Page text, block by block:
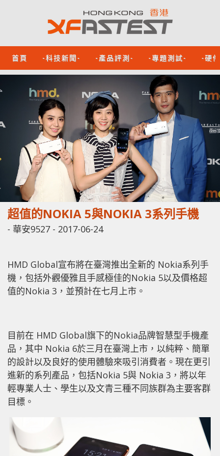
首頁 -科技新聞- -產品評測- -專題測試- -硬
超值的NOKIA 5與NOKIA 3系列手機
- 華安9527 - 2017-06-24
HMD Global宣布將在臺灣推出全新的 Nokia系列手
機，包括外觀優雅且手感極佳的Nokia 5以及價格超
值的Nokia 3，並預計在七月上市。
目前在 HMD Global旗下的Nokia品牌智慧型手機產
品，其中 Nokia 6於三月在臺灣上市，以純粹、簡單
的設計以及良好的使用體驗來吸引消費者。現在更引
進新的系列產品，包括Nokia 5與 Nokia 3，將以年
輕專業人士、學生以及文青三種不同族群為主要客群
目標。